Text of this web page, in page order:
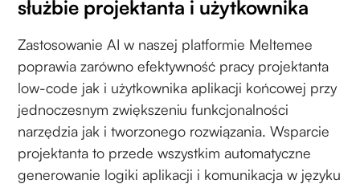
służbie projektanta i użytkownika
Zastosowanie AI w naszej platformie Meltemee
poprawia zarówno efektywność pracy projektanta
low-code jak i użytkownika aplikacji końcowej przy
jednoczesnym zwiększeniu funkcjonalności
narzędzia jak i tworzonego rozwiązania. Wsparcie
projektanta to przede wszystkim automatyczne
generowanie logiki aplikacji i komunikacja w języku